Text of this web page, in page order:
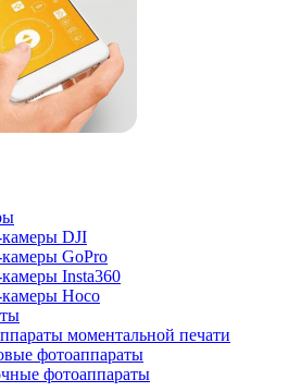
DJI
GoPro
Insta360
Hoco
моментальной печати
фотоаппараты
фотоаппараты